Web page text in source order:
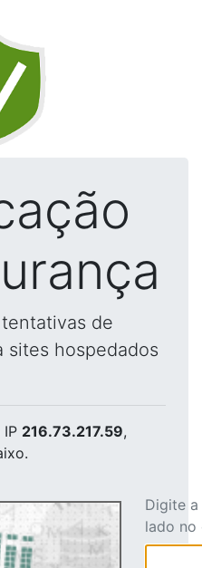
de
sites hospedados
216.73.217.59,
Digite
lado no